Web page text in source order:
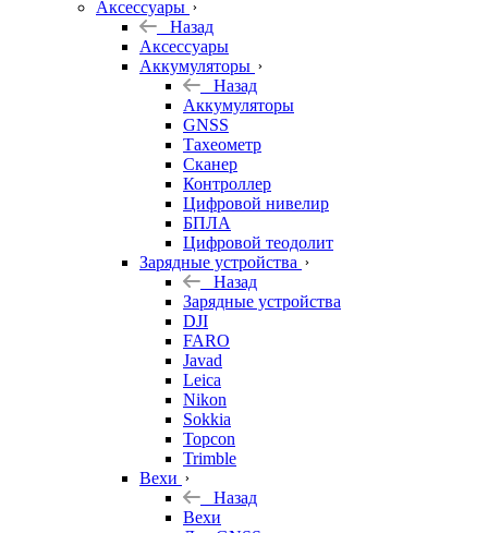
Аксессуары
Назад
Аксессуары
Аккумуляторы
Назад
Аккумуляторы
GNSS
Тахеометр
Сканер
Контроллер
Цифровой нивелир
БПЛА
Цифровой теодолит
Зарядные устройства
Назад
Зарядные устройства
DJI
FARO
Javad
Leica
Nikon
Sokkia
Topcon
Trimble
Вехи
Назад
Вехи